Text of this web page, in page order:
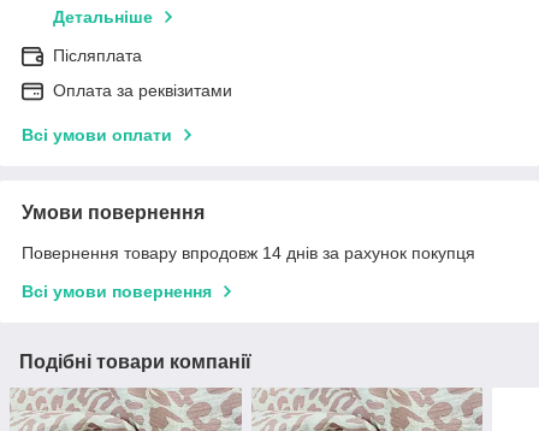
Детальніше
Післяплата
Оплата за реквізитами
Всі умови оплати
Умови повернення
Повернення товару впродовж 14 днів за рахунок покупця
Всі умови повернення
Подібні товари компанії